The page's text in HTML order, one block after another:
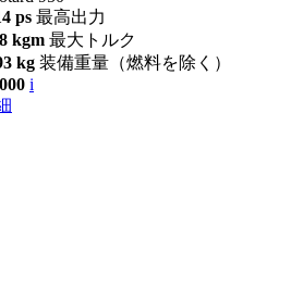
ps 最高出力
kgm 最大トルク
kg 装備重量（燃料を除く）
i